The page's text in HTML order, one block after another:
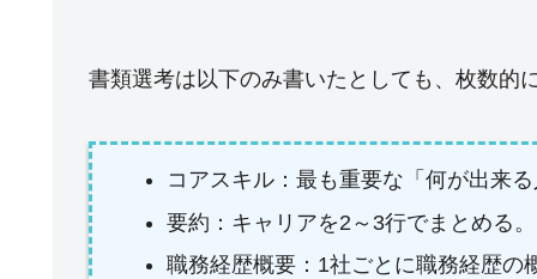
書類選考は以下のみ書いたとしても、枚数的
コアスキル：最も重要な「何が出来
要約：キャリアを2～3行でまとめる。
職務経歴概要：1社ごとに職務経歴の